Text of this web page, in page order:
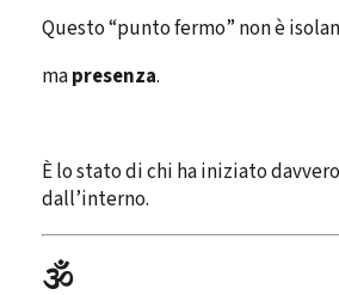
Questo “punto fermo” non è
mapresenza.
È lo stato di chi ha iniziato
dall’interno.
🕉️